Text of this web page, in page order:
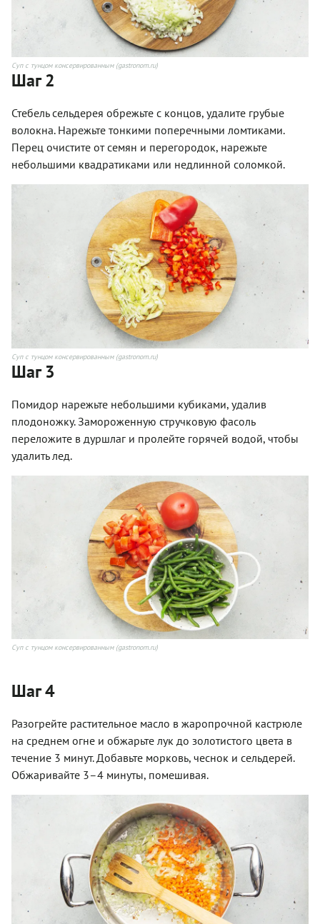
Суп с тунцом консервированным (gastronom.ru)
Шаг 2
Стебель сельдерея обрежьте с концов, удалите грубые
волокна. Нарежьте тонкими поперечными ломтиками.
Перец очистите от семян и перегородок, нарежьте
небольшими квадратиками или недлинной соломкой.
Суп с тунцом консервированным (gastronom.ru)
Шаг 3
Помидор нарежьте небольшими кубиками, удалив
плодоножку. Замороженную стручковую фасоль
переложите в дуршлаг и пролейте горячей водой, чтобы
удалить лед.
Суп с тунцом консервированным (gastronom.ru)
Шаг 4
Разогрейте растительное масло в жаропрочной кастрюле
на среднем огне и обжарьте лук до золотистого цвета в
течение 3 минут. Добавьте морковь, чеснок и сельдерей.
Обжаривайте 3–4 минуты, помешивая.